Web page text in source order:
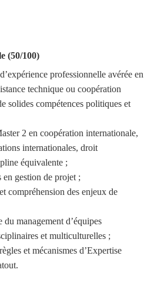
(50/100)
professionnelle avérée en
technique ou coopération
solides compétences politiques et
2 en coopération internationale,
internationales, droit
équivalente ;
en gestion de projet ;
compréhension des enjeux de
management d’équipes
et multiculturelles ;
et mécanismes d’Expertise